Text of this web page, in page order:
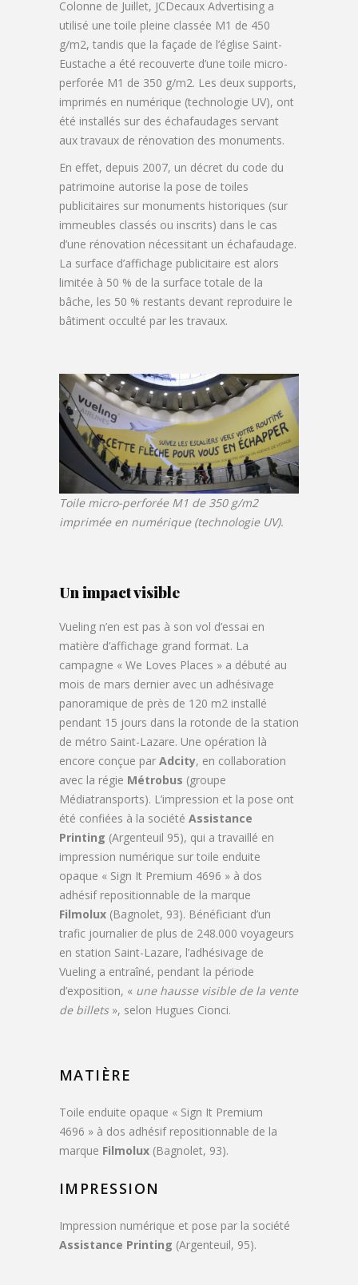
Colonne de Juillet, JCDecaux Advertising a
utilisé une toile pleine classée M1 de 450
g/m2, tandis que la façade de l’église Saint-
Eustache a été recouverte d’une toile micro-
perforée M1 de 350 g/m2. Les deux supports,
imprimés en numérique (technologie UV), ont
été installés sur des échafaudages servant
aux travaux de rénovation des monuments.
En effet, depuis 2007, un décret du code du
patrimoine autorise la pose de toiles
publicitaires sur monuments historiques (sur
immeubles classés ou inscrits) dans le cas
d’une rénovation nécessitant un échafaudage.
La surface d’affichage publicitaire est alors
limitée à 50 % de la surface totale de la
bâche, les 50 % restants devant reproduire le
bâtiment occulté par les travaux.
Toile micro-perforée M1 de 350 g/m2
imprimée en numérique (technologie UV).
Un impact visible
Vueling n’en est pas à son vol d’essai en
matière d’affichage grand format. La
campagne « We Loves Places » a débuté au
mois de mars dernier avec un adhésivage
panoramique de près de 120 m2 installé
pendant 15 jours dans la rotonde de la station
de métro Saint-Lazare. Une opération là
encore conçue par Adcity, en collaboration
avec la régie Métrobus (groupe
Médiatransports). L’impression et la pose ont
été confiées à la société Assistance
Printing (Argenteuil 95), qui a travaillé en
impression numérique sur toile enduite
opaque « Sign It Premium 4696 » à dos
adhésif repositionnable de la marque
Filmolux (Bagnolet, 93). Bénéficiant d’un
trafic journalier de plus de 248.000 voyageurs
en station Saint-Lazare, l’adhésivage de
Vueling a entraîné, pendant la période
d’exposition, « une hausse visible de la vente
de billets», selon Hugues Cionci.
MATIÈRE
Toile enduite opaque « Sign It Premium
4696 » à dos adhésif repositionnable de la
marque Filmolux (Bagnolet, 93).
IMPRESSION
Impression numérique et pose par la société
Assistance Printing (Argenteuil, 95).